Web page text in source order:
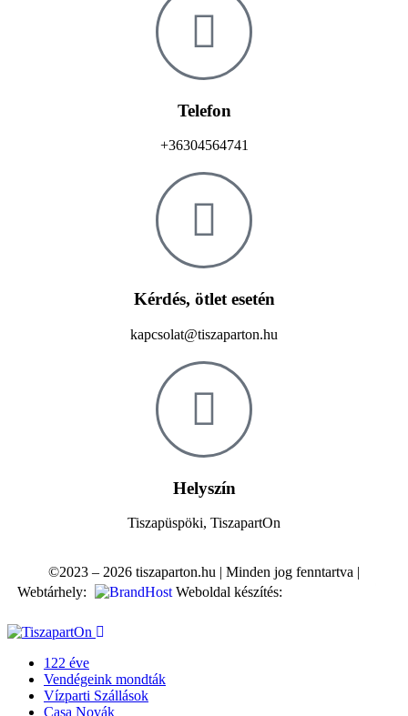
Telefon
+36304564741
Kérdés, ötlet esetén
kapcsolat@tiszaparton.hu
Helyszín
Tiszapüspöki, TiszapartOn
©2023 – 2026 tiszaparton.hu | Minden jog fenntartva |
Webtárhely:
Weboldal készítés:
122 éve
Vendégeink mondták
Vízparti Szállások
Casa Novák